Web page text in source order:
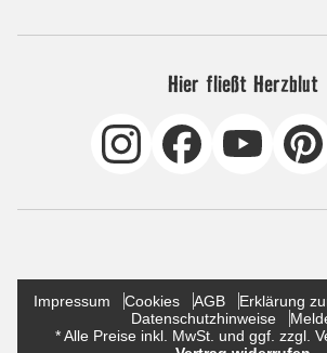
Hier fließt Herzblut
Impressum Cookies AGB
Erklärung
Datenschutzhinweise
* Alle Preise inkl. MwSt. und ggf. zzgl.